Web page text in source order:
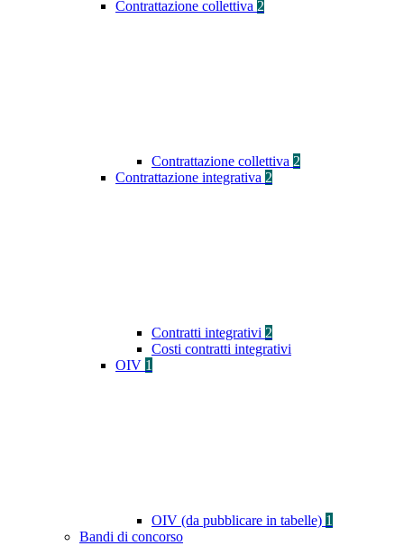
Contrattazione collettiva 2
Contrattazione collettiva 2
Contrattazione integrativa 2
Contratti integrativi 2
Costi contratti integrativi
OIV 1
OIV (da pubblicare in tabelle) 1
Bandi di concorso